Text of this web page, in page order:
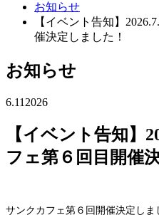
お知らせ
【イベント告知】
催決定しました！
お知らせ
6.11 2026
【イベント告知】
フェ第６回目開催
サンクカフェ第６回開催決定し